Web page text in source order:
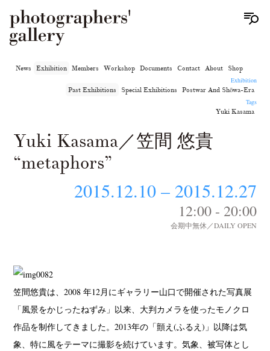
News Exhibition Members Workshop Documents Contact About
Shop
Exhibition
Past Exhibitions
Special Exhibitions
Postwar And Shōwa-Era
Tags
Yuki Kasama
Yuki Kasama／笠間 悠貴
“metaphors”
2015.12.10 – 2015.12.27
12:00 - 20:00
会期中無休／DAILY OPEN
笠間悠貴は、2008 年12月にギャラリー山口で開催された写真展
「風景をかじったねずみ」以来、大判カメラを使ったモノクロ
作品を制作してきました。2013年の「顫え(ふるえ)」以降は気
象、特に風をテーマに撮影を続けています。気象、被写体とし